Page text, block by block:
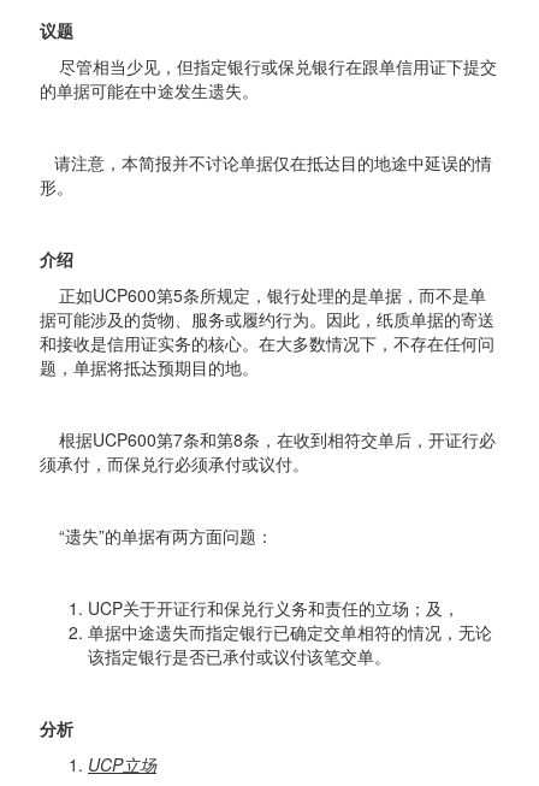
议题
尽管相当少见，但指定银行或保兑银行在跟单信用证下提交
的单据可能在中途发生遗失。
请注意，本简报并不讨论单据仅在抵达目的地途中延误的情
形。
介绍
正如UCP600第5条所规定，银行处理的是单据，而不是单
据可能涉及的货物、服务或履约行为。因此，纸质单据的寄送
和接收是信用证实务的核心。在大多数情况下，不存在任何问
题，单据将抵达预期目的地。
根据UCP600第7条和第8条，在收到相符交单后，开证行必
须承付，而保兑行必须承付或议付。
“遗失”的单据有两方面问题：
UCP关于开证行和保兑行义务和责任的立场；及，
单据中途遗失而指定银行已确定交单相符的情况，无论
该指定银行是否已承付或议付该笔交单。
分析
UCP立场